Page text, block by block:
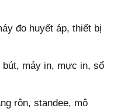
đo huyết áp, thiết bị
bút, máy in, mực in, sổ
rôn, standee, mô